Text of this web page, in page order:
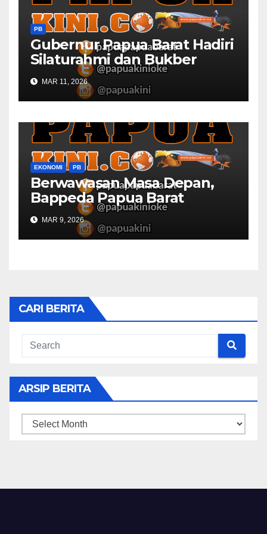
PB
Gubernur Papua Barat Hadiri
Silaturahmi dan Bukber
Bersama DPR RI dan
Mendagri di IPDN
MAR 11, 2026
EKONOMI PB
Berwawasan Masa Depan,
Bappeda Papua Barat
Konsultasi Publik RKPD 2027
MAR 9, 2026
CARI BERITA
ARSIP BERITA
ARSIP